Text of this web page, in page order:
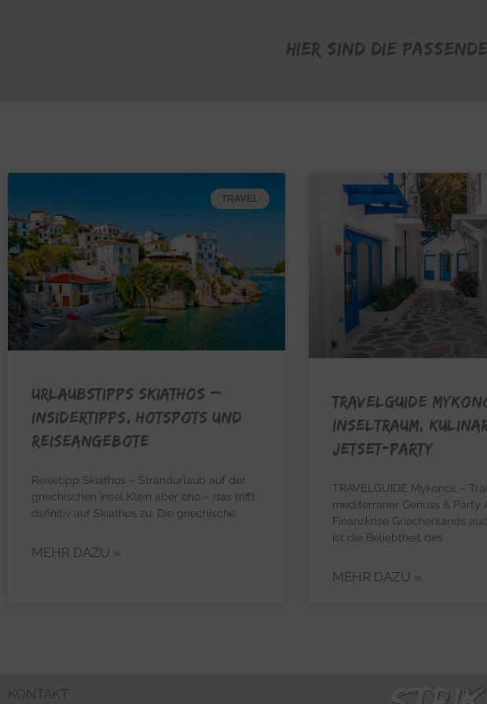
Hier sind die
TRAVEL
URLAUBSTIPPS SKIATHOS –
Insidertipps, Hotspots und
Reiseangebote
Reisetipp Skiathos – Strandurlaub auf der
griechischen Insel Klein aber oho – das trifft
definitiv auf Skiathos zu. Die griechische
MEHR DAZU »
TRAVELGUIDE
Inseltraum,
Jetset-Party
TRAVELGUIDE Mykonos –
mediterraner Genuss & Party
Finanzkrise Griechenlands
ist die Beliebtheit des
MEHR DAZU »
KONTAKT